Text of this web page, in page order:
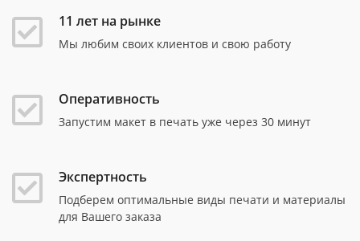
11 лет на рынке
Мы любим своих клиентов и свою работу
Оперативность
Запустим макет в печать уже через 30 минут
Экспертность
Подберем оптимальные виды печати и материалы
для Вашего заказа